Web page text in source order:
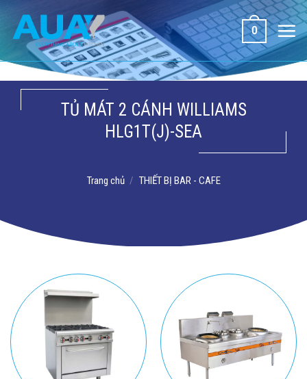
dung
0
TỦ MÁT 2 CÁNH WILLIAMS
HLG1T(J)-SEA
Trang chủ / THIẾT BỊ BAR - CAFE